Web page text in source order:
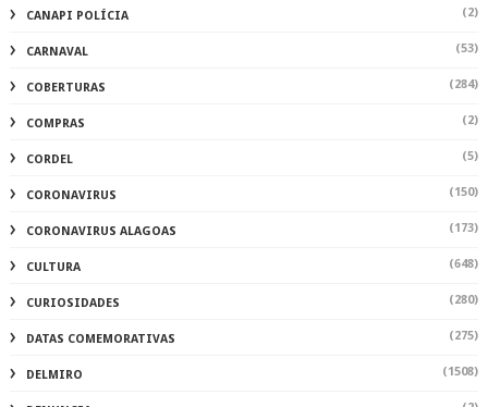
CANAPI POLÍCIA (2)
CARNAVAL (53)
COBERTURAS (284)
COMPRAS (2)
CORDEL (5)
CORONAVIRUS (150)
CORONAVIRUS ALAGOAS (173)
CULTURA (648)
CURIOSIDADES (280)
DATAS COMEMORATIVAS (275)
DELMIRO (1508)